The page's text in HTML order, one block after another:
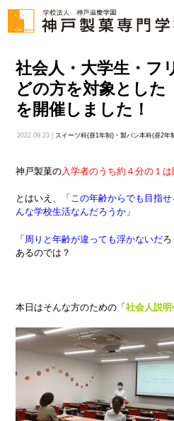
社会人・大学生・フ
どの方を対象とした
を開催しました！
2022.09.23 | スイーツ科(昼1年制)• 製パン本科(昼2年
神戸製菓の 入学者のうち約４分の１
とはいえ、「 この年齢からでも目指
んな学校生活なんだろうか 」
「 周りと年齢が違っても浮かないだ
あるのでは？
本日はそんな方のための「社会人説明